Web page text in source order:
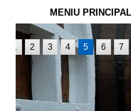
MENIU PRINCIPAL
1 2 3 4 5 6 7